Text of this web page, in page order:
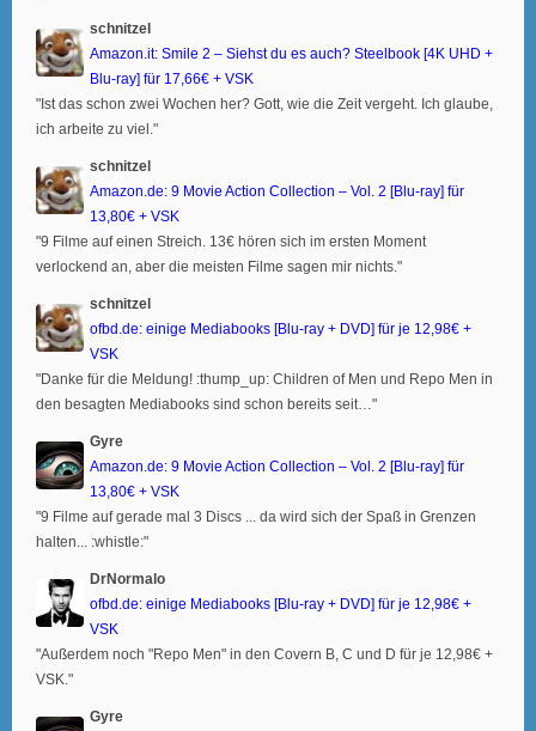
schnitzel
Amazon.it: Smile 2 – Siehst du es auch? Steelbook [4K UHD +
Blu-ray] für 17,66€ + VSK
"Ist das schon zwei Wochen her? Gott, wie die Zeit vergeht. Ich glaube,
ich arbeite zu viel."
schnitzel
Amazon.de: 9 Movie Action Collection – Vol. 2 [Blu-ray] für
13,80€ + VSK
"9 Filme auf einen Streich. 13€ hören sich im ersten Moment
verlockend an, aber die meisten Filme sagen mir nichts."
schnitzel
ofbd.de: einige Mediabooks [Blu-ray + DVD] für je 12,98€ +
VSK
"Danke für die Meldung! :thump_up: Children of Men und Repo Men in
den besagten Mediabooks sind schon bereits seit…"
Gyre
Amazon.de: 9 Movie Action Collection – Vol. 2 [Blu-ray] für
13,80€ + VSK
"9 Filme auf gerade mal 3 Discs ... da wird sich der Spaß in Grenzen
halten... :whistle:"
DrNormalo
ofbd.de: einige Mediabooks [Blu-ray + DVD] für je 12,98€ +
VSK
"Außerdem noch "Repo Men" in den Covern B, C und D für je 12,98€ +
VSK."
Gyre